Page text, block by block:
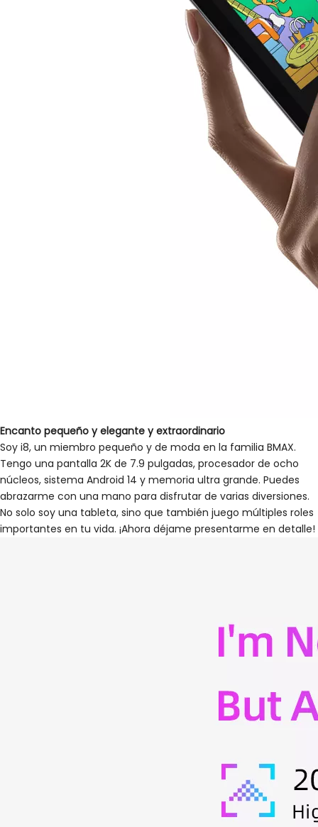
Encanto pequeño y elegante y extraordinario
Soy i8, un miembro pequeño y de moda en la familia BMAX.
Tengo una pantalla 2K de 7.9 pulgadas, procesador de ocho
núcleos, sistema Android 14 y memoria ultra grande. Puedes
abrazarme con una mano para disfrutar de varias diversiones.
No solo soy una tableta, sino que también juego múltiples roles
importantes en tu vida. ¡Ahora déjame presentarme en detalle!